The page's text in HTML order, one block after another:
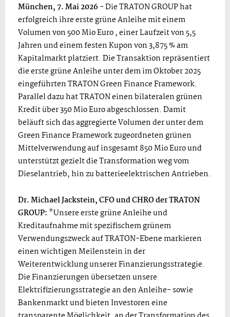
München, 7. Mai 2026 - Die TRATON GROUP hat
erfolgreich ihre erste grüne Anleihe mit einem
Volumen von 500 Mio Euro , einer Laufzeit von 5,5
Jahren und einem festen Kupon von 3,875 % am
Kapitalmarkt platziert. Die Transaktion repräsentiert
die erste grüne Anleihe unter dem im Oktober 2025
eingeführten TRATON Green Finance Framework.
Parallel dazu hat TRATON einen bilateralen grünen
Kredit über 350 Mio Euro abgeschlossen. Damit
beläuft sich das aggregierte Volumen der unter dem
Green Finance Framework zugeordneten grünen
Mittelverwendung auf insgesamt 850 Mio Euro und
unterstützt gezielt die Transformation weg vom
Dieselantrieb, hin zu batterieelektrischen Antrieben.
Dr. Michael Jackstein, CFO und CHRO der TRATON
GROUP: "Unsere erste grüne Anleihe und
Kreditaufnahme mit spezifischem grünem
Verwendungszweck auf TRATON-Ebene markieren
einen wichtigen Meilenstein in der
Weiterentwicklung unserer Finanzierungsstrategie.
Die Finanzierungen übersetzen unsere
Elektrifizierungsstrategie an den Anleihe- sowie
Bankenmarkt und bieten Investoren eine